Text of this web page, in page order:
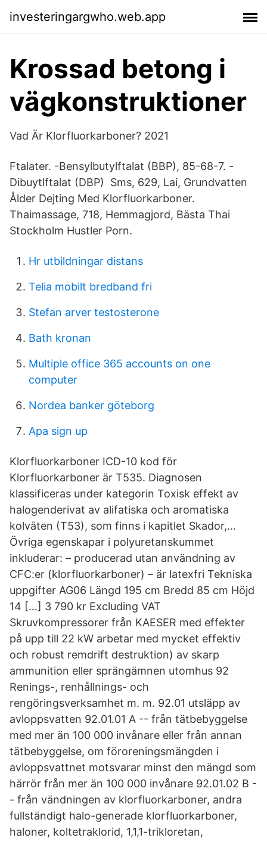
investeringargwho.web.app
Krossad betong i
vägkonstruktioner
Vad Är Klorfluorkarboner? 2021
Ftalater. -Bensylbutylftalat (BBP), 85-68-7. -
Dibuytlftalat (DBP) Sms, 629, Lai, Grundvatten
Ålder Dejting Med Klorfluorkarboner.
Thaimassage, 718, Hemmagjord, Bästa Thai
Stockholm Hustler Porn.
Hr utbildningar distans
Telia mobilt bredband fri
Stefan arver testosterone
Bath kronan
Multiple office 365 accounts on one
computer
Nordea banker göteborg
Apa sign up
Klorfluorkarboner ICD-10 kod för
Klorfluorkarboner är T535. Diagnosen
klassificeras under kategorin Toxisk effekt av
halogenderivat av alifatiska och aromatiska
kolväten (T53), som finns i kapitlet Skador,…
Övriga egenskapar i polyuretanskummet
inkluderar: – producerad utan användning av
CFC:er (klorfluorkarboner) – är latexfri Tekniska
uppgifter AG06 Längd 195 cm Bredd 85 cm Höjd
14 […] 3 790 kr Excluding VAT
Skruvkompressorer från KAESER med effekter
på upp till 22 kW arbetar med mycket effektiv
och robust remdrift destruktion) av skarp
ammunition eller sprängämnen utomhus 92
Renings-, renhållnings- och
rengöringsverksamhet m. m. 92.01 utsläpp av
avloppsvatten 92.01.01 A -- från tätbebyggelse
med mer än 100 000 invånare eller från annan
tätbebyggelse, om föroreningsmängden i
avloppsvattnet motsvarar minst den mängd som
härrör från mer än 100 000 invånare 92.01.02 B -
- från vändningen av klorfluorkarboner, andra
fullständigt halo-generade klorfluorkarboner,
haloner, koltetraklorid, 1,1,1-trikloretan,